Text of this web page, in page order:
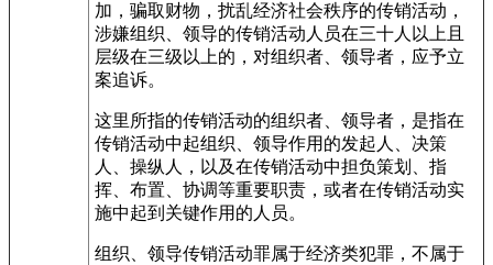
加，骗取财物，扰乱经济社会秩序的传销活动，
涉嫌组织、领导的传销活动人员在三十人以上且
层级在三级以上的，对组织者、领导者，应予立
案追诉。
这里所指的传销活动的组织者、领导者，是指在
传销活动中起组织、领导作用的发起人、决策
人、操纵人，以及在传销活动中担负策划、指
挥、布置、协调等重要职责，或者在传销活动实
施中起到关键作用的人员。
组织、领导传销活动罪属于经济类犯罪，不属于